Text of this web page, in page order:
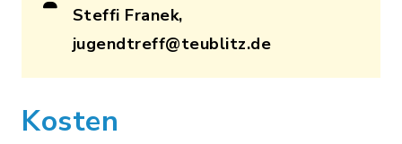
Steffi Franek,
jugendtreff@teublitz.de
Kosten